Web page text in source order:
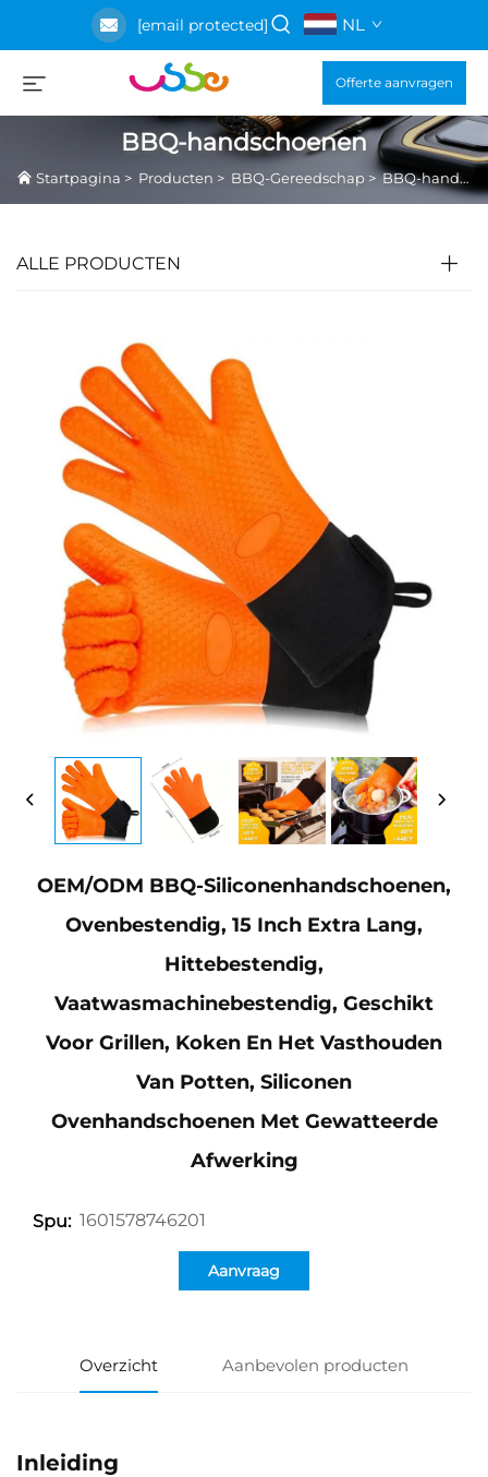
[email protected] NL
Offerte aanvragen
BBQ-handschoenen
Startpagina > Producten > BBQ-Gereedschap >BBQ-handschoenen
ALLE PRODUCTEN
OEM/ODM BBQ-Siliconenhandschoenen,
Ovenbestendig, 15 Inch Extra Lang,
Hittebestendig,
Vaatwasmachinebestendig, Geschikt
Voor Grillen, Koken En Het Vasthouden
Van Potten, Siliconen
Ovenhandschoenen Met Gewatteerde
Afwerking
Spu: 1601578746201
Aanvraag
Overzicht Aanbevolen producten
Inleiding